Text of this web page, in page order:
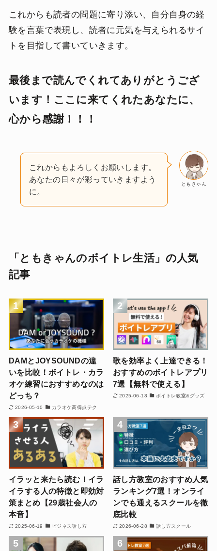
これからも読者の問題に寄り添い、自分自身の経
験を言葉で表現し、読者に元気を与えられるサイ
トを目指して書いていきます。
最後まで読んでくれてありがとうござ
います！ここに来てくれたあなたに、
心から感謝！！！
ともきゃん
これからもよろしくお願いします。
あなたの日々が彩っていきますよう
に。
「ともきゃんのボイトレ生活」の人気
記事
1
DAMとJOYSOUNDの違
いを比較！ボイトレ・カラ
オケ練習におすすめなのは
どっち？
2026-05-10 カラオケ高得点テク
2
歌を効率よく上達できる！
おすすめのボイトレアプリ
7選【無料で使える】
2025-06-18 ボイトレ教室&グッズ
3
イラッと来たら読む！イラ
イラする人の特徴と即効対
策まとめ【29歳社会人の
本音】
2025-06-19 ビジネス話し方
4
話し方教室のおすすめ人気
ランキング7選！オンライ
ンでも通えるスクールを徹
底比較
2026-06-28 話し方スクール
5 6